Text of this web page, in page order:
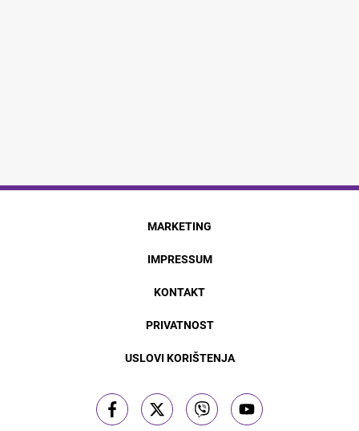
MARKETING
IMPRESSUM
KONTAKT
PRIVATNOST
USLOVI KORIŠTENJA